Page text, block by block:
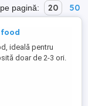
pagină: 20 50
ideală pentru
doar de 2-3 ori.
Iulia, dar trimit
140 lei
multe detalii, îmi
24 sau